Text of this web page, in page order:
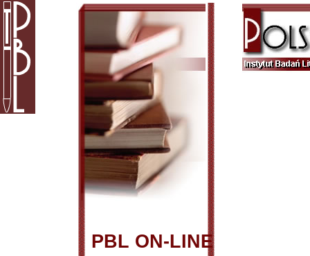
PBL ON-LINE